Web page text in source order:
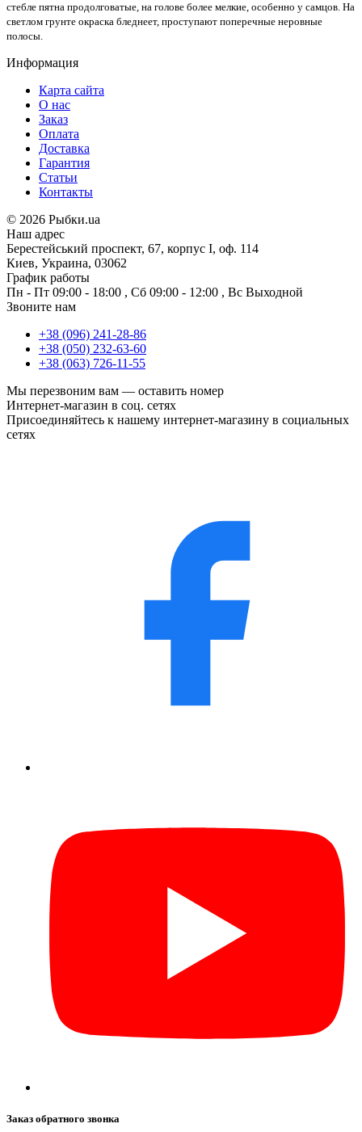
стебле пятна продолговатые, на голове более мелкие, особенно у самцов. На
светлом грунте окраска бледнеет, про­ступают поперечные неровные
полосы.
Информация
Карта сайта
О нас
Заказ
Оплата
Доставка
Гарантия
Статьи
Контакты
© 2026 Рыбки.ua
Наш адрес
Берестейський проспект, 67, корпус I, оф. 114
Киев, Украина, 03062
График работы
Пн - Пт 09:00 - 18:00 , Сб 09:00 - 12:00 , Вс Выходной
Звоните нам
+38 (096) 241-28-86
+38 (050) 232-63-60
+38 (063) 726-11-55
Мы перезвоним вам — оставить номер
Интернет-магазин в соц. сетях
Присоединяйтесь к нашему интернет-магазину в социальных
сетях
Заказ обратного звонка